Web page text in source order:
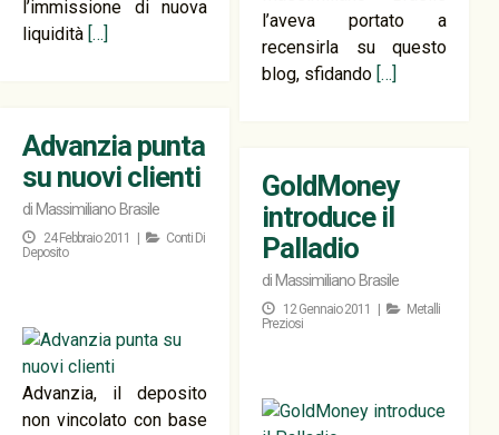
l’immissione di nuova
liquidità […]
l’aveva portato a
recensirla su questo
blog, sfidando […]
Advanzia punta
su nuovi clienti
di Massimiliano Brasile
24 Febbraio 2011 |
Conti Di
Deposito
Advanzia, il deposito
non vincolato con base
GoldMoney
introduce il
Palladio
di Massimiliano Brasile
12 Gennaio 2011 |
Metalli
Preziosi